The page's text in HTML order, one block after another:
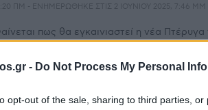
- Do Not Process My Personal
opt-out of the sale, sharing to third parties,
ΠΜ - ΕΝΗΜΕΡΏΘΗΚΕ ΣΤΙΣ 2 ΙΟΥΝΊΟΥ 2025, 7:46 ΜΜ
πως θα εγκαινιαστεί η νέα
έψαλλε η Φιλαρμονική